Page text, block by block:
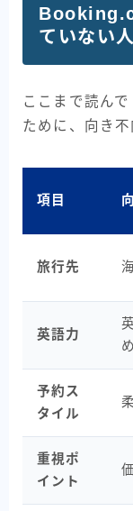
ていない人
ここまで読ん
ために、向き
項目
旅行先
英語力
予約ス
タイル
重視ポ
イント